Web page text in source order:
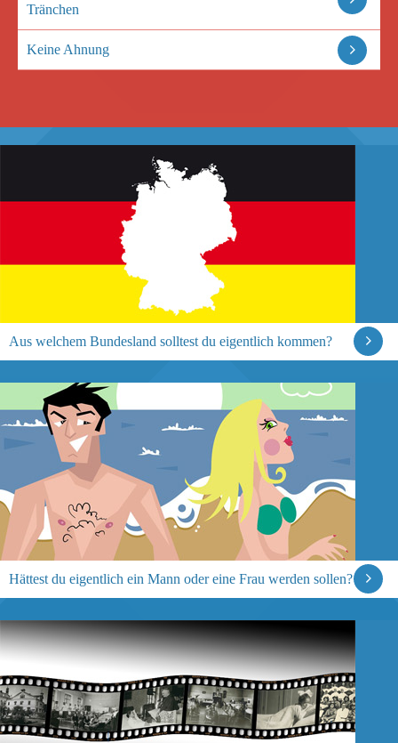
Tränchen
Keine Ahnung
Aus welchem Bundesland solltest du eigentlich kommen?
Hättest du eigentlich ein Mann oder eine Frau werden sollen?